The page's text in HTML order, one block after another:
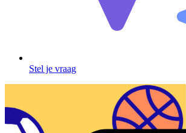
Stel je vraag